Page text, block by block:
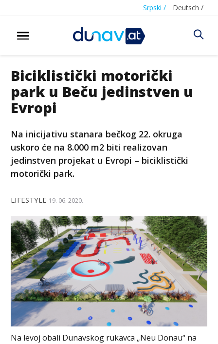
Srpski / Deutsch /
Biciklistički motorički
park u Beču jedinstven u
Evropi
Na inicijativu stanara bečkog 22. okruga
uskoro će na 8.000 m2 biti realizovan
jedinstven projekat u Evropi – biciklistički
motorički park.
LIFESTYLE 19. 06. 2020.
Na levoj obali Dunavskog rukavca „Neu Donau“ na